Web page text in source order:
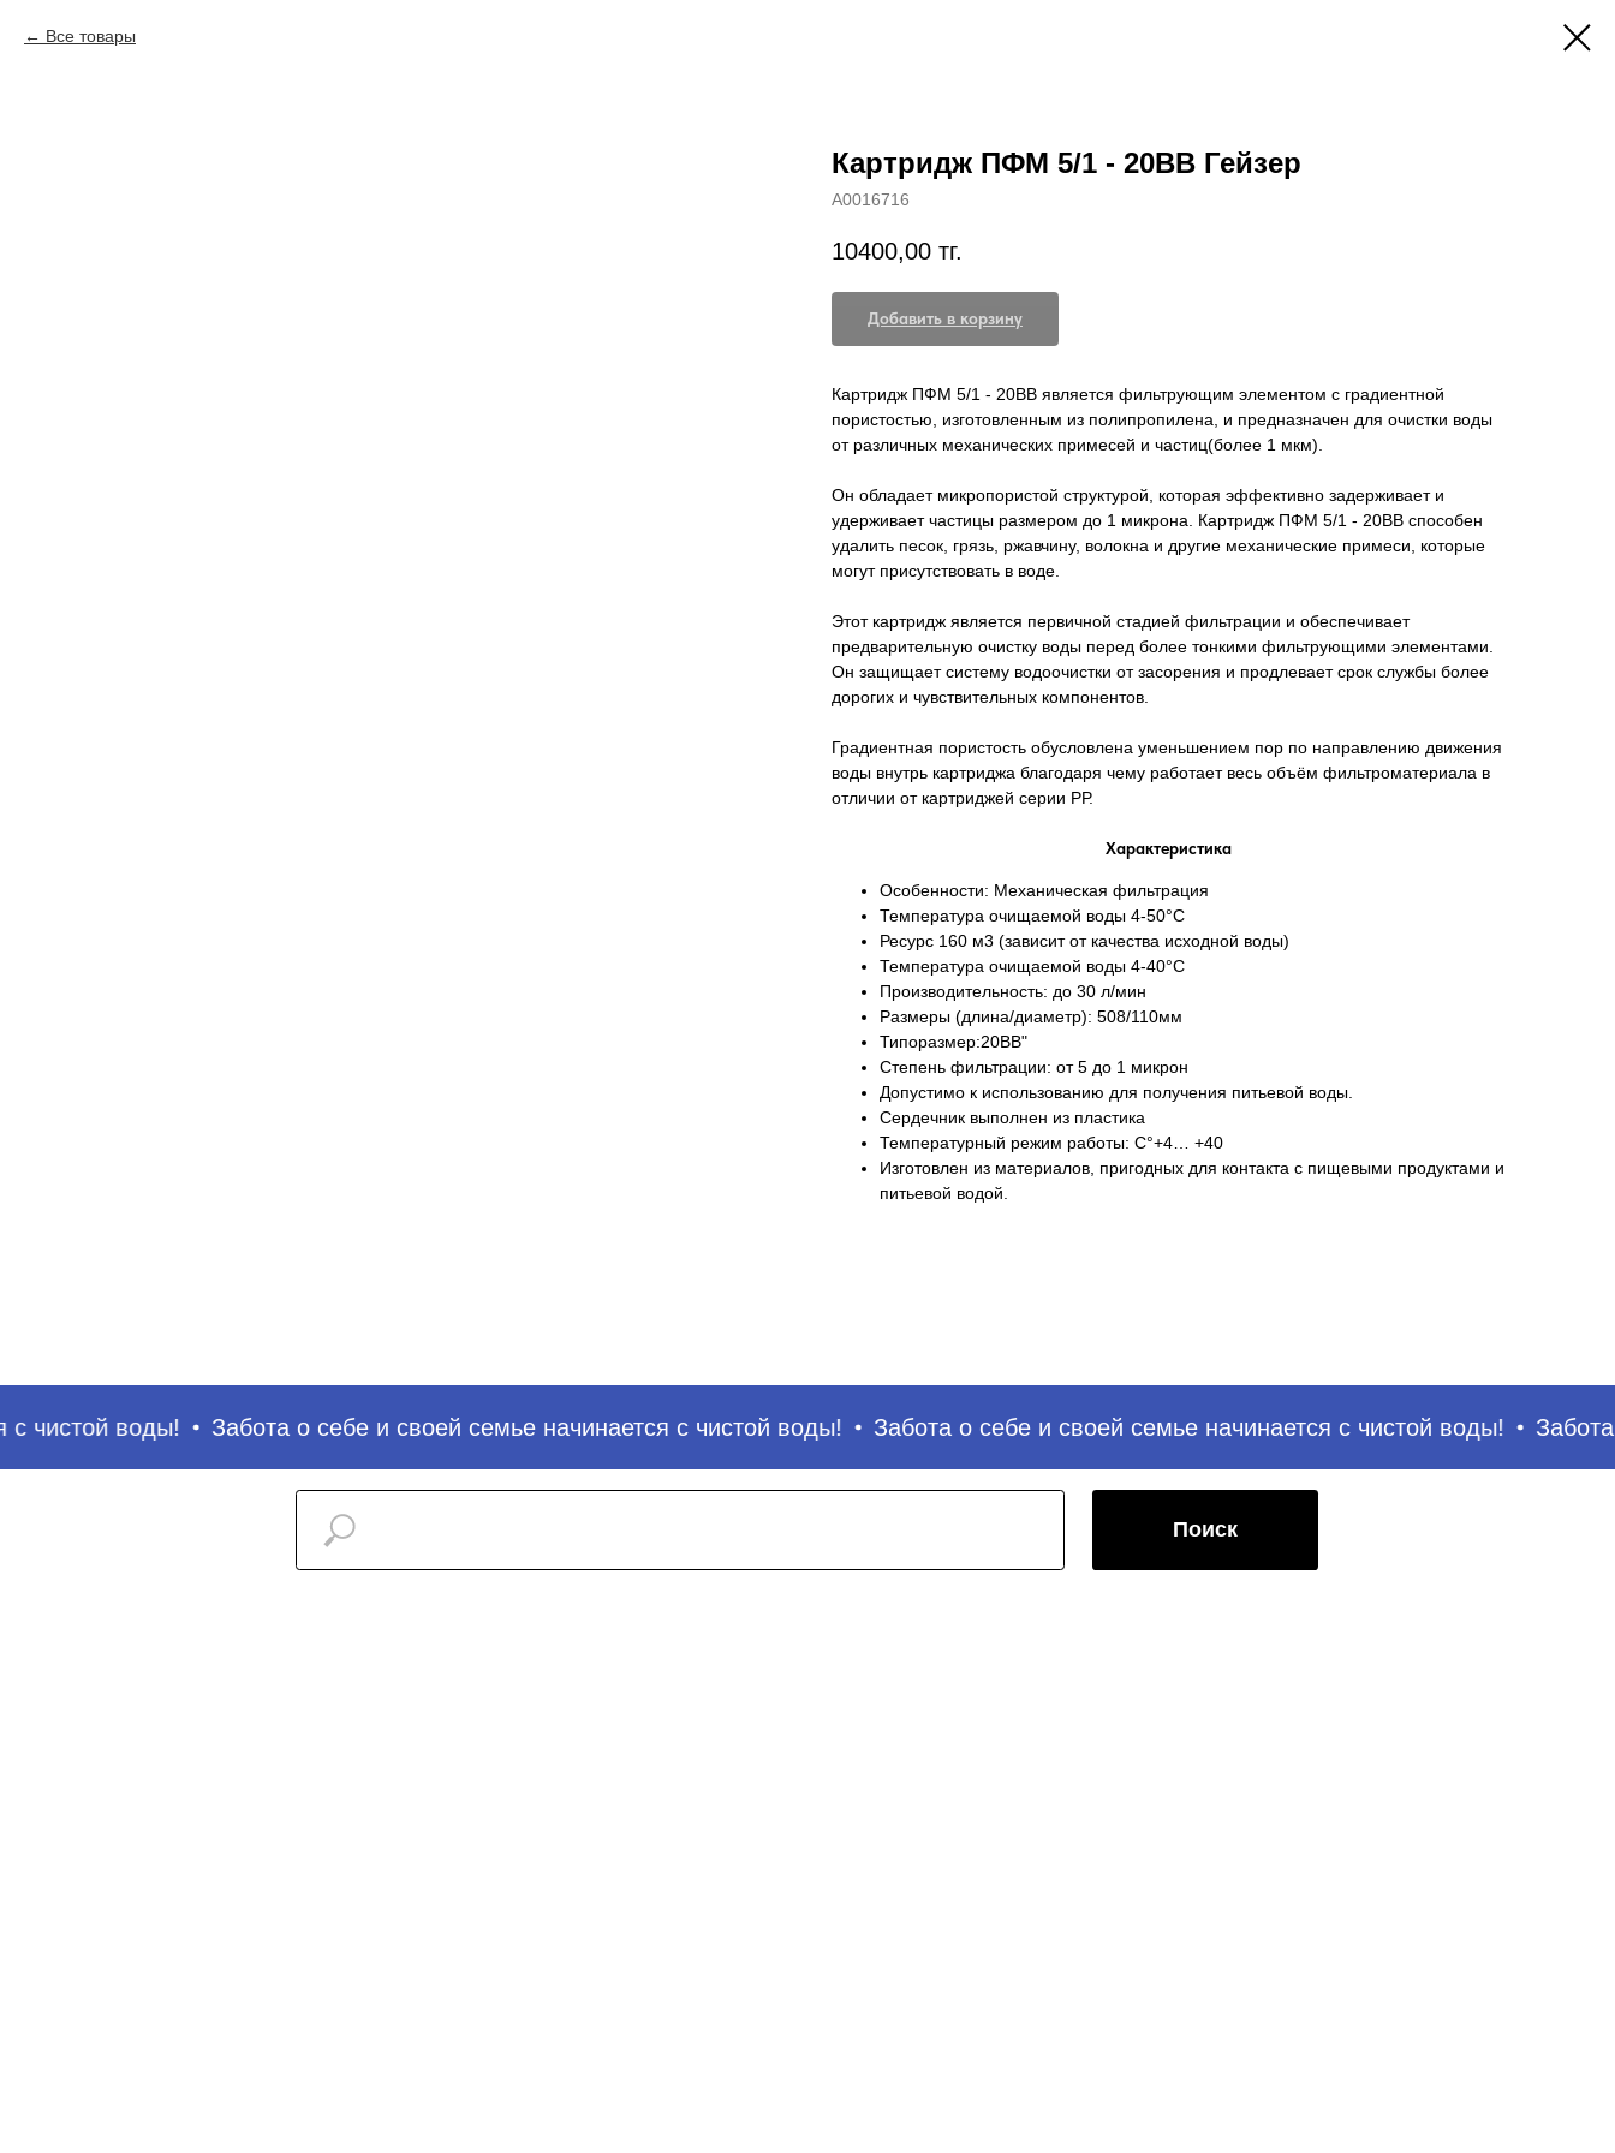
Все товары
Картридж ПФМ 5/1 - 20BB Гейзер
А0016716
10400,00 тг.
Добавить в корзину
Картридж ПФМ 5/1 - 20BB является фильтрующим элементом с градиентной
пористостью, изготовленным из полипропилена, и предназначен для очистки воды
от различных механических примесей и частиц(более 1 мкм).
Он обладает микропористой структурой, которая эффективно задерживает и
удерживает частицы размером до 1 микрона. Картридж ПФМ 5/1 - 20BB способен
удалить песок, грязь, ржавчину, волокна и другие механические примеси, которые
могут присутствовать в воде.
Этот картридж является первичной стадией фильтрации и обеспечивает
предварительную очистку воды перед более тонкими фильтрующими элементами.
Он защищает систему водоочистки от засорения и продлевает срок службы более
дорогих и чувствительных компонентов.
Градиентная пористость обусловлена уменьшением пор по направлению движения
воды внутрь картриджа благодаря чему работает весь объём фильтроматериала в
отличии от картриджей серии РР.
Характеристика
Особенности: Механическая фильтрация
Температура очищаемой воды 4-50°С
Ресурс 160 м3 (зависит от качества исходной воды)
Температура очищаемой воды 4-40°С
Производительность: до 30 л/мин
Размеры (длина/диаметр): 508/110мм
Типоразмер:20BB"
Степень фильтрации: от 5 до 1 микрон
Допустимо к использованию для получения питьевой воды.
Сердечник выполнен из пластика
Температурный режим работы: C°+4… +40
Изготовлен из материалов, пригодных для контакта с пищевыми продуктами и
питьевой водой.
чистой воды! Забота о себе и своей семье начинается с чистой воды! Забота о себе и своей семье начинается с чистой воды! Забота